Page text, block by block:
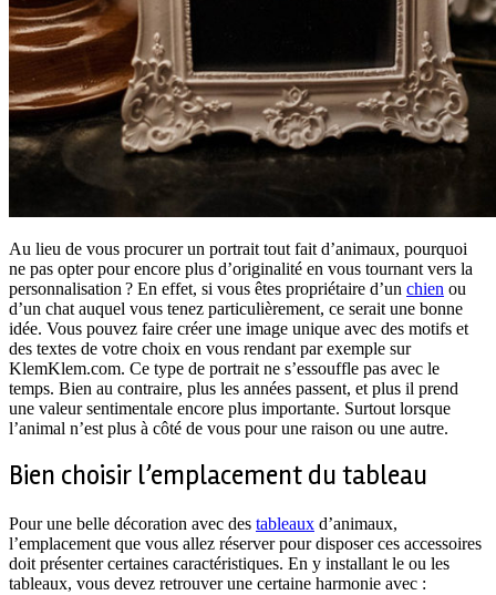
Au lieu de vous procurer un portrait tout fait d’animaux, pourquoi
ne pas opter pour encore plus d’originalité en vous tournant vers la
personnalisation ? En effet, si vous êtes propriétaire d’un chien ou
d’un chat auquel vous tenez particulièrement, ce serait une bonne
idée. Vous pouvez faire créer une image unique avec des motifs et
des textes de votre choix en vous rendant par exemple sur
KlemKlem.com. Ce type de portrait ne s’essouffle pas avec le
temps. Bien au contraire, plus les années passent, et plus il prend
une valeur sentimentale encore plus importante. Surtout lorsque
l’animal n’est plus à côté de vous pour une raison ou une autre.
Bien choisir l’emplacement du tableau
Pour une belle décoration avec des tableaux d’animaux,
l’emplacement que vous allez réserver pour disposer ces accessoires
doit présenter certaines caractéristiques. En y installant le ou les
tableaux, vous devez retrouver une certaine harmonie avec :